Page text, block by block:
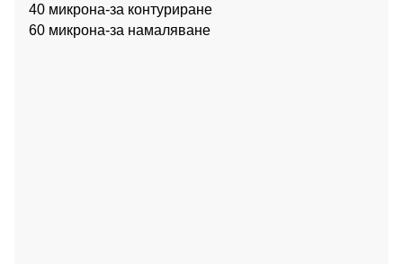
40 микрона-за контуриране
60 микрона-за намаляване